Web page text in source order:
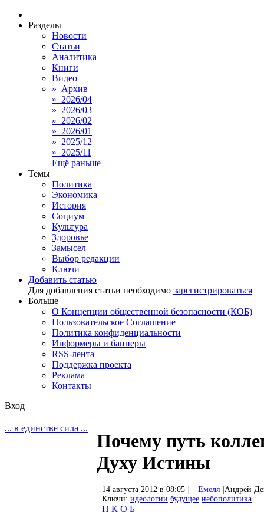
Разделы
Новости
Статьи
Аналитика
Книги
Видео
» Архив
» 2026/04
» 2026/03
» 2026/02
» 2026/01
» 2025/12
» 2025/11
Ещё раньше
Темы
Политика
Экономика
История
Социум
Культура
Здоровье
Замысел
Выбор редакции
Ключи
Добавить статью
Для добавления статьи необходимо зарегистрироваться
Больше
О Концепции общественной безопасности (КОБ)
Пользовательское Соглашение
Политика конфиденциальности
Информеры и баннеры
RSS-лента
Поддержка проекта
Реклама
Контакты
Вход
... в единстве сила ...
Почему путь
Духу Истины
14 августа 2012 в 08:05 Емеля Андрей
Ключи: идеологии будущее небополитика
П К О Б